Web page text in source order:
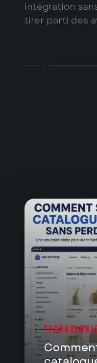
intégration
tirer parti des